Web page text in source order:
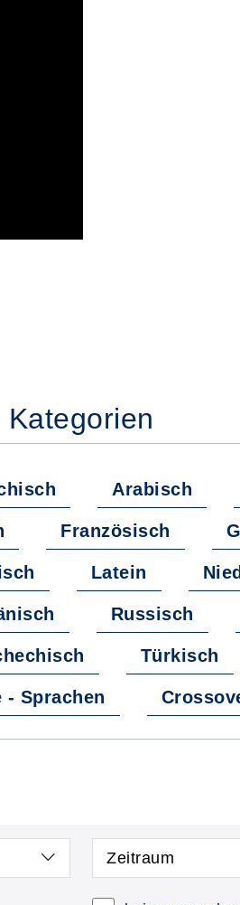
Kategorien
Arabisch
Französisch
Latein
Russisch
Türkisch
Sprachen
Zeitraum